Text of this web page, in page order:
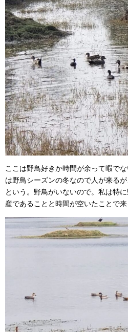
ここは野鳥好きか時間が余って暇で
は野鳥シーズンの冬なので人が来る
という。野鳥がいないので。私は特
産であることと時間が空いたことで来